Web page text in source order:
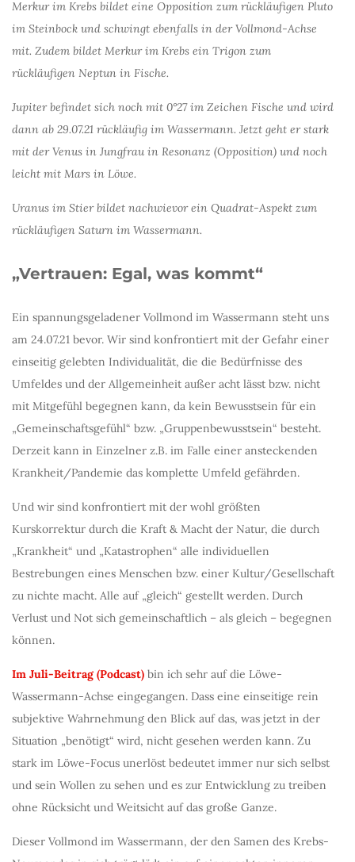
Merkur im Krebs bildet eine Opposition zum rückläufigen Pluto
im Steinbock und schwingt ebenfalls in der Vollmond-Achse
mit. Zudem bildet Merkur im Krebs ein Trigon zum
rückläufigen Neptun in Fische.
Jupiter befindet sich noch mit 0°27 im Zeichen Fische und wird
dann ab 29.07.21 rückläufig im Wassermann. Jetzt geht er stark
mit der Venus in Jungfrau in Resonanz (Opposition) und noch
leicht mit Mars in Löwe.
Uranus im Stier bildet nachwievor ein Quadrat-Aspekt zum
rückläufigen Saturn im Wassermann.
„Vertrauen: Egal, was kommt“
Ein spannungsgeladener Vollmond im Wassermann steht uns
am 24.07.21 bevor. Wir sind konfrontiert mit der Gefahr einer
einseitig gelebten Individualität, die die Bedürfnisse des
Umfeldes und der Allgemeinheit außer acht lässt bzw. nicht
mit Mitgefühl begegnen kann, da kein Bewusstsein für ein
„Gemeinschaftsgefühl“ bzw. „Gruppenbewusstsein“ besteht.
Derzeit kann in Einzelner z.B. im Falle einer ansteckenden
Krankheit/Pandemie das komplette Umfeld gefährden.
Und wir sind konfrontiert mit der wohl größten
Kurskorrektur durch die Kraft & Macht der Natur, die durch
„Krankheit“ und „Katastrophen“ alle individuellen
Bestrebungen eines Menschen bzw. einer Kultur/Gesellschaft
zu nichte macht. Alle auf „gleich“ gestellt werden. Durch
Verlust und Not sich gemeinschaftlich – als gleich – begegnen
können.
Im Juli-Beitrag (Podcast) bin ich sehr auf die Löwe-
Wassermann-Achse eingegangen. Dass eine einseitige rein
subjektive Wahrnehmung den Blick auf das, was jetzt in der
Situation „benötigt“ wird, nicht gesehen werden kann. Zu
stark im Löwe-Focus unerlöst bedeutet immer nur sich selbst
und sein Wollen zu sehen und es zur Entwicklung zu treiben
ohne Rücksicht und Weitsicht auf das große Ganze.
Dieser Vollmond im Wassermann, der den Samen des Krebs-